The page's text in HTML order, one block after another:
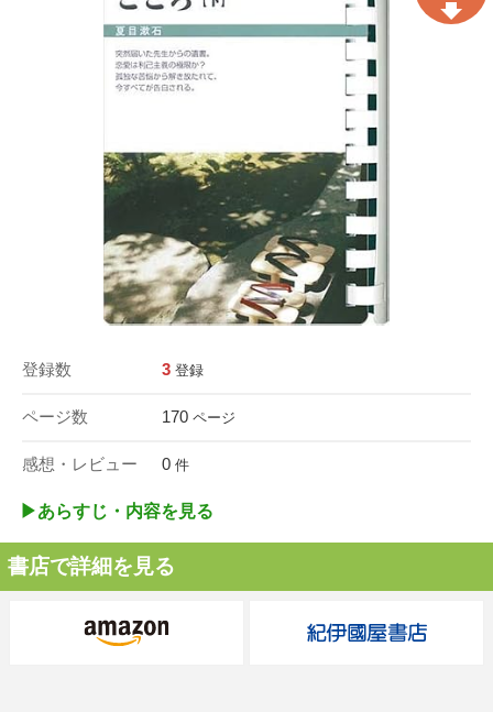
登録数 3 登録
ページ数 170 ページ
感想・レビュー 0 件
▶︎あらすじ・内容を見る
書店で詳細を見る